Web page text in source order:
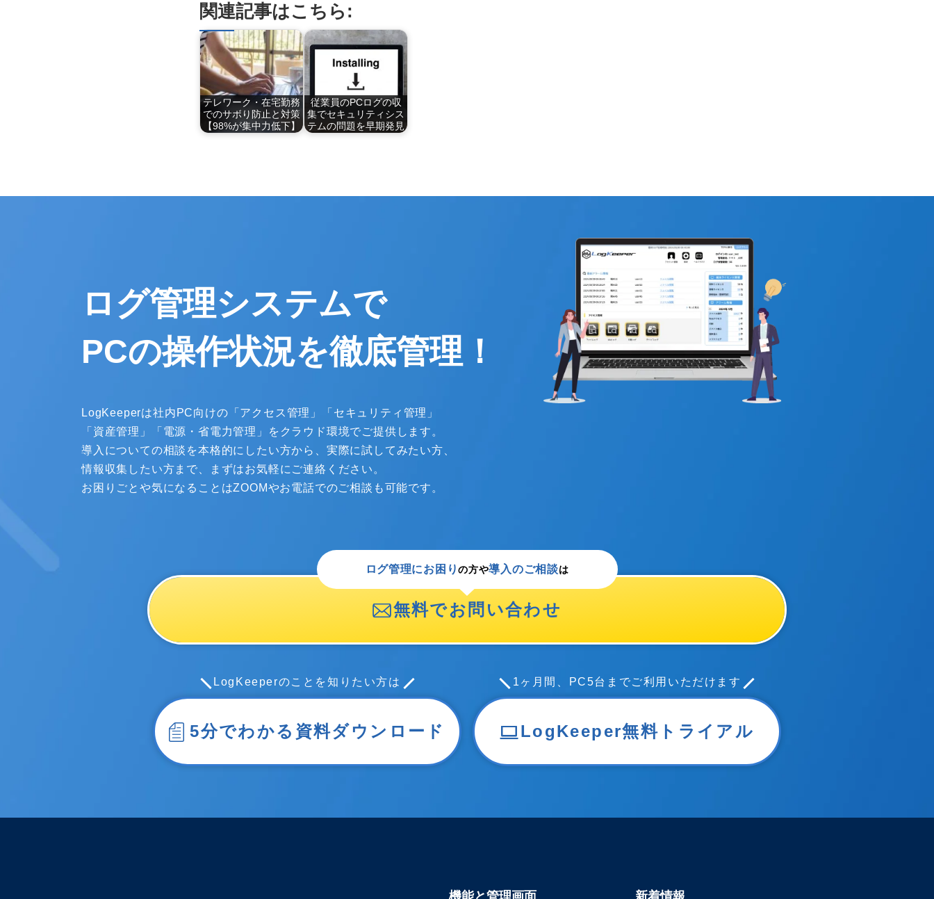
関連記事はこちら:
テレワーク・在宅勤務
でのサボり防止と対策
【98%が集中力低下】
従業員のPCログの収
集でセキュリティシス
テムの問題を早期発見
ログ管理システムで
PCの操作状況を徹底管理！
LogKeeperは社内PC向けの「アクセス管理」「セキュリティ管理」
「資産管理」「電源・省電力管理」をクラウド環境でご提供します。
導入についての相談を本格的にしたい方から、実際に試してみたい方、
情報収集したい方まで、まずはお気軽にご連絡ください。
お困りごとや気になることはZOOMやお電話でのご相談も可能です。
ログ管理にお困りの方や導入のご相談は
無料でお問い合わせ
LogKeeperのことを知りたい方は
5分でわかる資料ダウンロード
1ヶ月間、PC5台までご利用いただけます
LogKeeper無料トライアル